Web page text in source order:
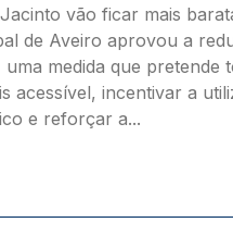
vão ficar mais
de Aveiro aprovou a
medida que pretende
acessível, incentivar a
e reforçar a...